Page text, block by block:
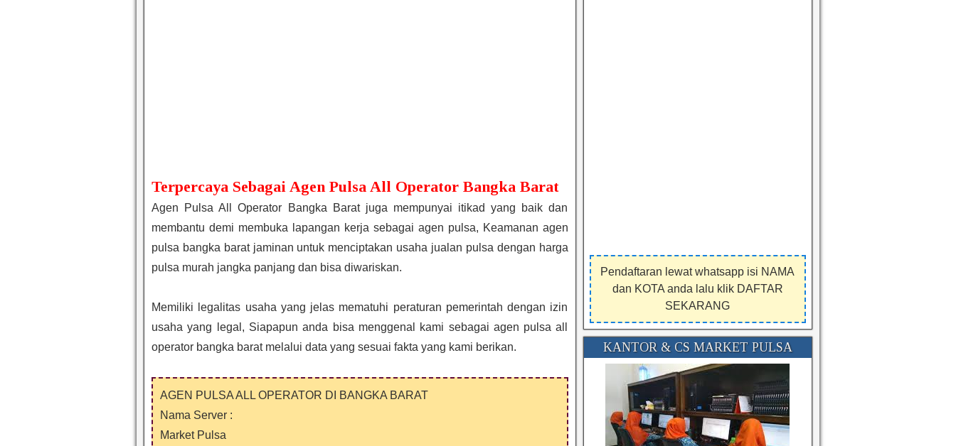
Terpercaya Sebagai Agen Pulsa All Operator Bangka Barat
Agen Pulsa All Operator Bangka Barat juga mempunyai itikad yang baik dan
membantu demi membuka lapangan kerja sebagai agen pulsa, Keamanan agen
pulsa bangka barat jaminan untuk menciptakan usaha jualan pulsa dengan harga
pulsa murah jangka panjang dan bisa diwariskan.
Memiliki legalitas usaha yang jelas mematuhi peraturan pemerintah dengan izin
usaha yang legal, Siapapun anda bisa menggenal kami sebagai agen pulsa all
operator bangka barat melalui data yang sesuai fakta yang kami berikan.
AGEN PULSA ALL OPERATOR DI BANGKA BARAT
Nama Server :
Market Pulsa
Pendaftaran lewat whatsapp isi NAMA
dan KOTA anda lalu klik DAFTAR
SEKARANG
KANTOR & CS MARKET PULSA